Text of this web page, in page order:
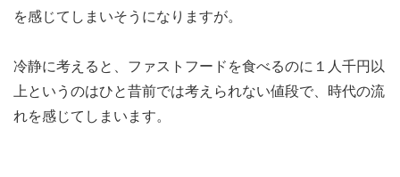
を感じてしまいそうになりますが。
冷静に考えると、ファストフードを食べるのに１人千円以
上というのはひと昔前では考えられない値段で、時代の流
れを感じてしまいます。